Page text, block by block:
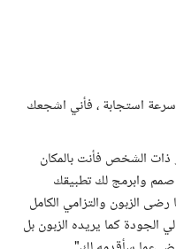
استجابة ، فأني اشجعك
الشخص فأنت بالمكان
وابرمج لك تطبيقك
الزبون والتزامي الكامل
الجودة كما يريده الزبون بل